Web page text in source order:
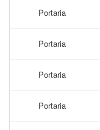
Portaria
Portaria
Portaria
Portaria